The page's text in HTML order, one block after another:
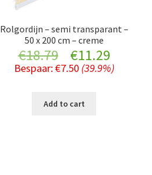
Rolgordijn – semi transparant –
50 x 200 cm – creme
€18.79
Original
price
was:
€11.29Current
price
Bespaar: €7.50 (39.9%)
Add to cart